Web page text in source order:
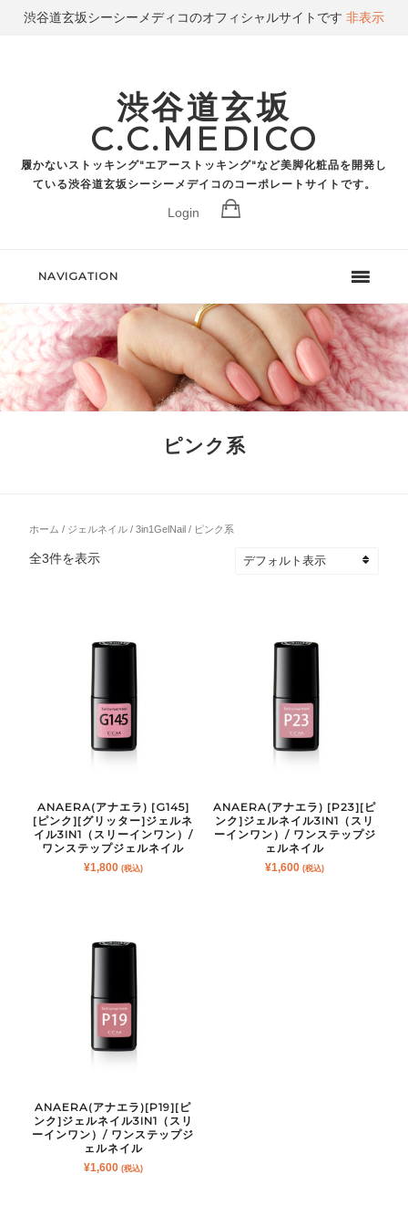
渋谷道玄坂
C.C.MEDICO
履かないストッキング"エアーストッキング"など美脚化粧品を開発し
ている渋谷道玄坂シーシーメデイコのコーポレートサイトです。
Login
NAVIGATION
ピンク系
ホーム / ジェルネイル /3in1GelNail / ピンク系
全3件を表示
ANAERA(アナエラ) [G145]
[ピンク][グリッター]ジェルネ
イル3IN1（スリーインワン）/
ワンステップジェルネイル
¥1,800 (税込)
ANAERA(アナエラ) [P23][ピ
ンク]ジェルネイル3IN1（スリ
ーインワン）/ ワンステップジ
ェルネイル
¥1,600 (税込)
ANAERA(アナエラ)[P19][ピ
ンク]ジェルネイル3IN1（スリ
ーインワン）/ ワンステップジ
ェルネイル
¥1,600 (税込)
渋谷道玄坂シーシーメディコのオフィシャルサイトです 非表示